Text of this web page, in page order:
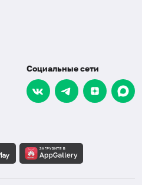
Социальные сети